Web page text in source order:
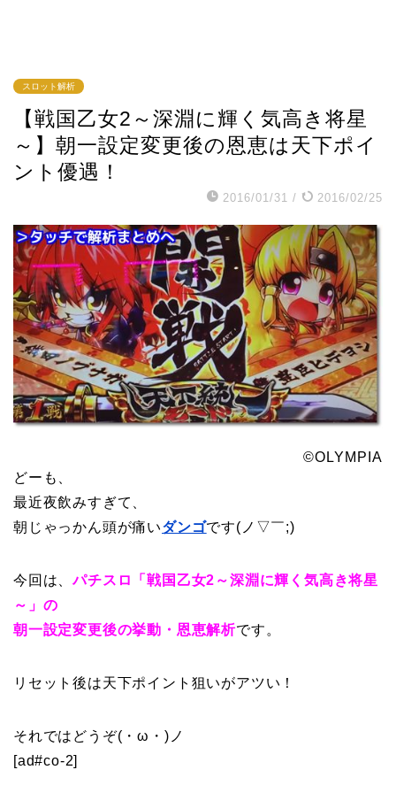
スロット解析
【戦国乙女2～深淵に輝く気高き将星
～】朝一設定変更後の恩恵は天下ポイ
ント優遇！
2016/01/31 / 2016/02/25
©OLYMPIA
どーも、
最近夜飲みすぎて、
朝じゃっかん頭が痛いダンゴです(ノ▽￣;)
今回は、パチスロ「戦国乙女2～深淵に輝く気高き将星
～」の
朝一設定変更後の挙動・恩恵解析です。
リセット後は天下ポイント狙いがアツい！
それではどうぞ(・ω・)ノ
[ad#co-2]